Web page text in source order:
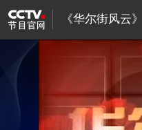
《华尔街风云》